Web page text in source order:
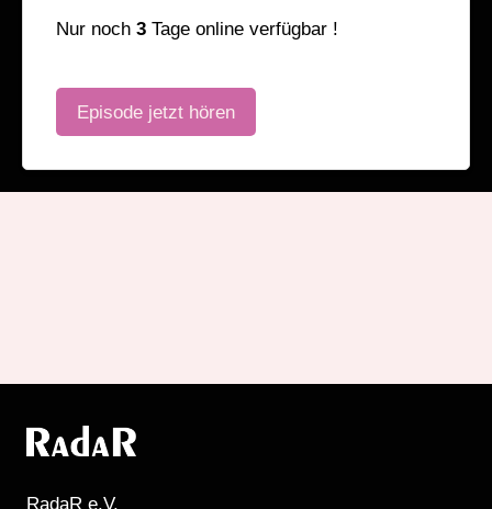
Nur noch 3 Tage online verfügbar !
Episode jetzt hören
RadaR e.V.